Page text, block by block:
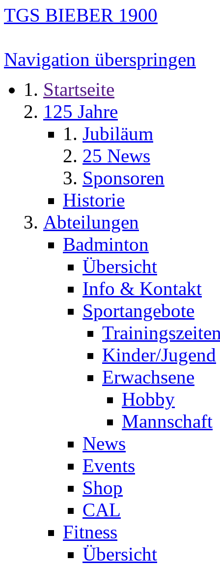
TGS BIEBER 1900
Navigation überspringen
Startseite
125 Jahre
Jubiläum
25 News
Sponsoren
Historie
Abteilungen
Badminton
Übersicht
Info & Kontakt
Sportangebote
Kinder/Jugend
Erwachsene
Hobby
Mannschaft
News
Events
Shop
CAL
Fitness
Übersicht